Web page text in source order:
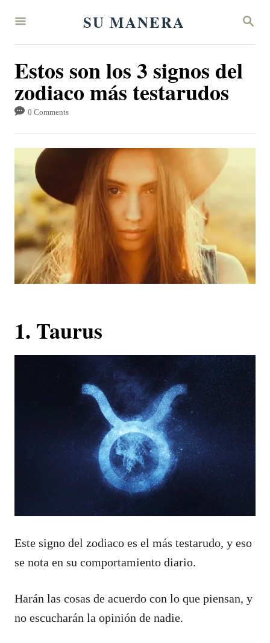
S
A
C
H
SU MANERA
Estos son los 3 signos del
zodiaco más testarudos
0 Comments
1. Taurus
Este signo del zodiaco es el más testarudo, y eso
se nota en su comportamiento diario.
Harán las cosas de acuerdo con lo que piensan, y
no escucharán la opinión de nadie.